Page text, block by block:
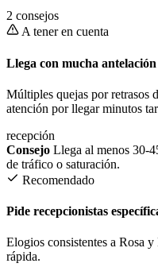
2 consejos
A tener en cuenta
Llega con mucha antelación
Múltiples quejas por retrasos
atención por llegar minutos
recepción
Consejo Llega al menos 30-
de tráfico o saturación.
Recomendado
Pide recepcionistas
Elogios consistentes a Rosa
rápida.